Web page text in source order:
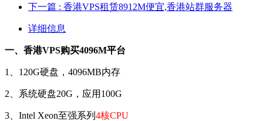
下一篇 : 香港VPS租赁8912M便宜,香港站群服务器
详细信息
一、香港VPS购买4096M平台
1、120G硬盘，4096MB内存
2、系统硬盘20G，应用100G
3、Intel Xeon至强系列 4核CPU